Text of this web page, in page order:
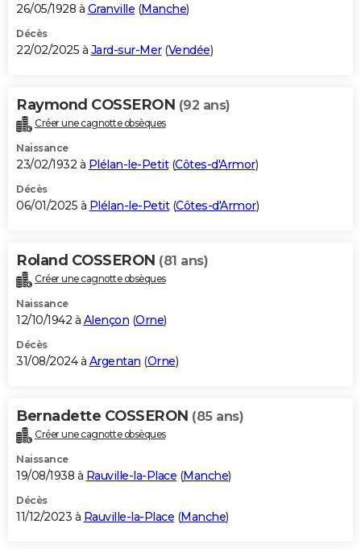
26/05/1928 à Granville (Manche)
Décès
22/02/2025 à Jard-sur-Mer(Vendée)
Raymond COSSERON (92 ans)
Créer une cagnotte obsèques
Naissance
23/02/1932 à Plélan-le-Petit(Côtes-d'Armor)
Décès
06/01/2025 à Plélan-le-Petit(Côtes-d'Armor)
Roland COSSERON (81 ans)
Créer une cagnotte obsèques
Naissance
12/10/1942 à Alençon (Orne)
Décès
31/08/2024 à Argentan (Orne)
Bernadette COSSERON (85 ans)
Créer une cagnotte obsèques
Naissance
19/08/1938 à Rauville-la-Place (Manche)
Décès
11/12/2023 à Rauville-la-Place (Manche)